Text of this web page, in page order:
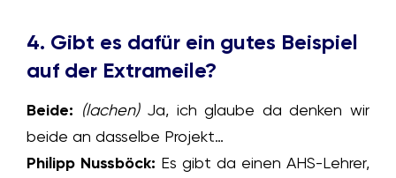
4. Gibt es dafür ein gutes Beispiel
auf der Extrameile?
Beide: (lachen)Ja, ich glaube da denken wir
beide an dasselbe Projekt…
Philipp Nussböck: Es gibt da einen AHS-Lehrer,